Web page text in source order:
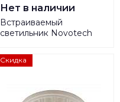
Нет в наличии
Встраиваемый
светильник Novotech
Скидка